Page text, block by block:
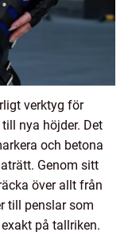
verktyg för
nya höjder. Det
och betona
Genom sitt
över allt från
till penslar som
på tallriken.